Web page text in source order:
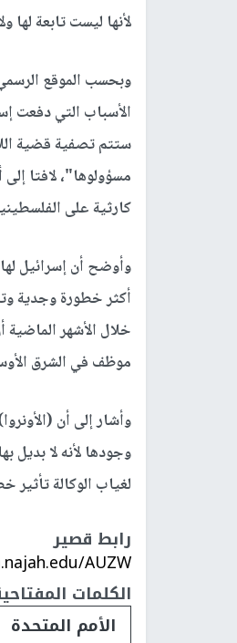
لأنها ليست تابعة
وبحسب الموقع الرسمي
الأسباب التي دفعت
ستتم تصفية قضية
مسؤولوها"، لافتا
كارثية على
وأوضح أن إسرائيل
أكثر خطورة وجدية
موظف في الشرق الأوسط
وجودها لأنه لا بديل
لغياب الوكالة تأثير
رابط قصير
AUZW/
الكلمات
الأمم المتحدة